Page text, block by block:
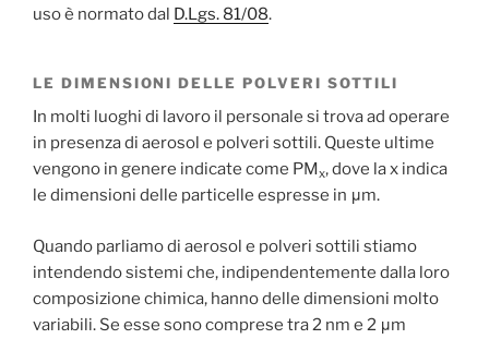
uso è normato dal D.Lgs. 81/08.
LE DIMENSIONI DELLE POLVERI SOTTILI
In molti luoghi di lavoro il personale si trova ad operare
in presenza di aerosol e polveri sottili. Queste ultime
vengono in genere indicate come PMx, dove la x indica
le dimensioni delle particelle espresse in μm.
Quando parliamo di aerosol e polveri sottili stiamo
intendendo sistemi che, indipendentemente dalla loro
composizione chimica, hanno delle dimensioni molto
variabili. Se esse sono comprese tra 2 nm e 2 μm